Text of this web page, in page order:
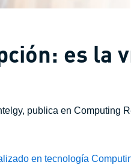
es la
publica en Computing
en tecnología